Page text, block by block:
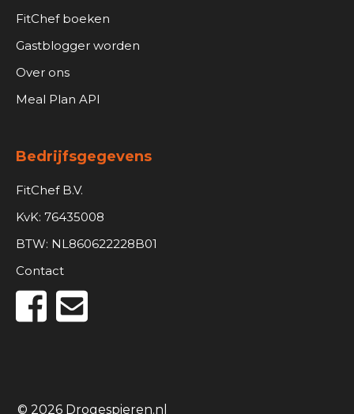
FitChef boeken
Gastblogger worden
Over ons
Meal Plan API
Bedrijfsgegevens
FitChef B.V.
KvK: 76435008
BTW: NL860622228B01
Contact
© 2026 Drogespieren.nl